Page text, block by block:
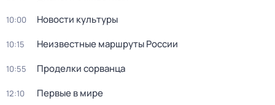
10:00 Новости культуры
10:15 Неизвестные маршруты России
10:55 Проделки сорванца
12:10 Первые в мире